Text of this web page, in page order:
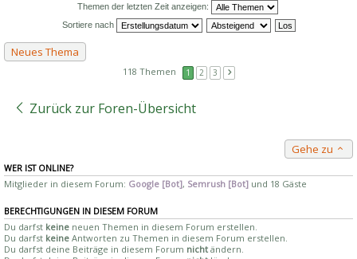
Themen der letzten Zeit anzeigen:
Sortiere nach
Neues Thema
118 Themen 1 2 3
Zurück zur Foren-Übersicht
Gehe zu
WER IST ONLINE?
Mitglieder in diesem Forum: Google [Bot], Semrush [Bot] und 18 Gäste
BERECHTIGUNGEN IN DIESEM FORUM
Du darfst keine neuen Themen in diesem Forum erstellen.
Du darfst keine Antworten zu Themen in diesem Forum erstellen.
Du darfst deine Beiträge in diesem Forum nicht ändern.